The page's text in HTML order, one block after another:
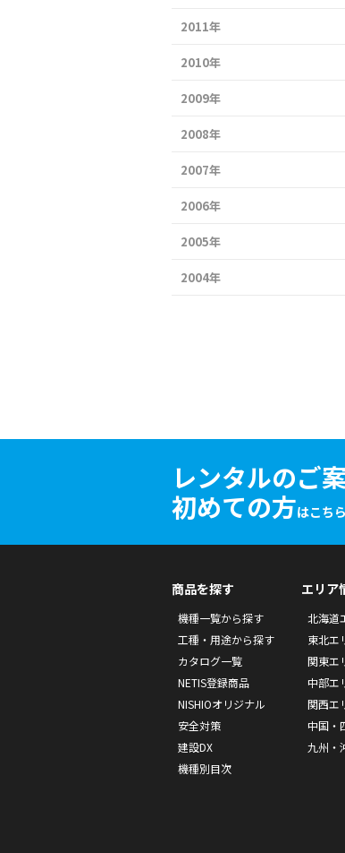
2011年
2010年
2009年
2008年
2007年
2006年
2005年
2004年
レンタルのご
初めての方はこちら
商品を探す
機種一覧から探す
工種・用途から探す
カタログ一覧
NETIS登録商品
NISHIOオリジナル
安全対策
建設DX
機種別目次
エリア
北海道
東北エ
関東エ
中部エ
関西エ
中国・
九州・